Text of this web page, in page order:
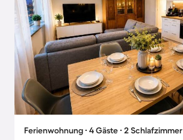
Ferienwohnung ∙ 4 Gäste ∙ 2 Schlafzimmer